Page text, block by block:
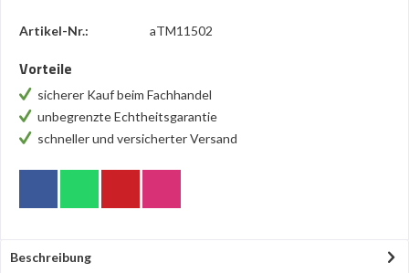
Artikel-Nr.: aTM11502
Vorteile
sicherer Kauf beim Fachhandel
unbegrenzte Echtheitsgarantie
schneller und versicherter Versand
Beschreibung